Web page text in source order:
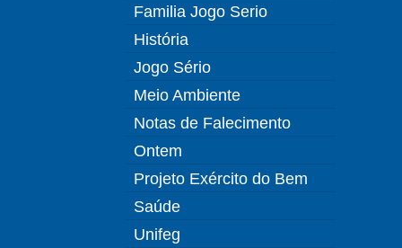
Familia Jogo Serio
História
Jogo Sério
Meio Ambiente
Notas de Falecimento
Ontem
Projeto Exército do Bem
Saúde
Unifeg